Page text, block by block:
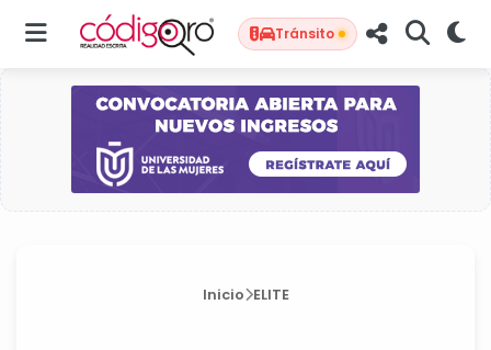
Tránsito
Inicio ELITE